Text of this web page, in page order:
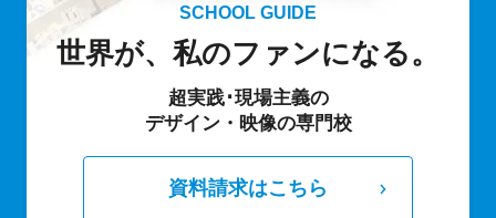
SCHOOL GUIDE
世界が、私のファンになる。
超実践･現場主義の
デザイン・映像の専門校
資料請求はこちら